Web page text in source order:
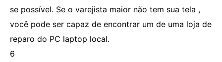
se possível. Se o varejista maior não tem sua tela ,
você pode ser capaz de encontrar um de uma loja de
reparo do PC laptop local.
6